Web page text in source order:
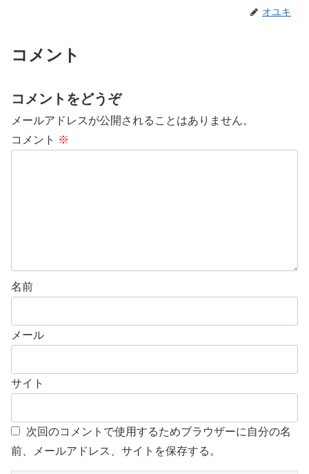
オユキ
コメント
コメントをどうぞ
メールアドレスが公開されることはありません。
コメント ※
名前
メール
サイト
次回のコメントで使用するためブラウザーに自分の名
前、メールアドレス、サイトを保存する。